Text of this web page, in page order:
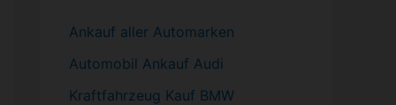
Ankauf aller Automarken
Automobil Ankauf Audi
Kraftfahrzeug Kauf BMW